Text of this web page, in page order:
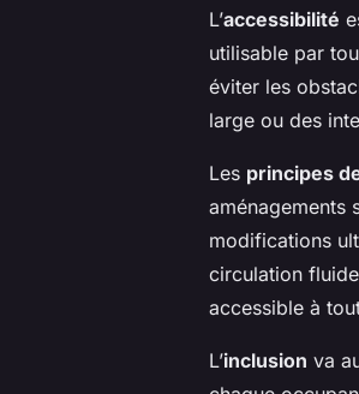
L’accessibilité
utilisable par
éviter les
large ou des
Les principes
aménagements
modifications
circulation
accessible à
L’inclusion va